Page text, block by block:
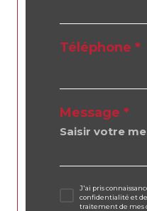
Téléphone *
Message *
J'ai pris
confidentialité et
traitement de mes